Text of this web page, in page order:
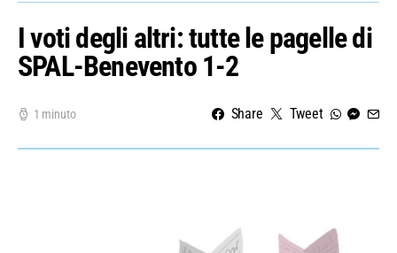
I voti degli altri: tutte le pagelle di
SPAL-Benevento 1-2
1 minuto Share Tweet